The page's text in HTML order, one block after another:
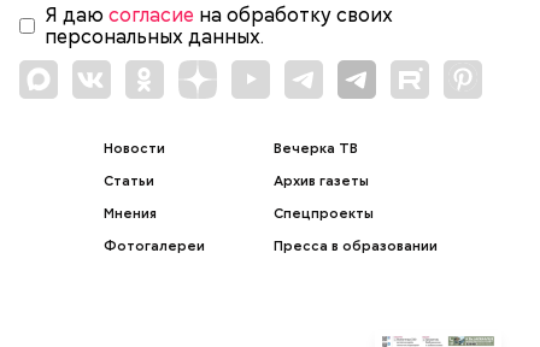
Я даю согласие на обработку своих
персональных данных.
Новости
Статьи
Мнения
Фотогалереи
Вечерка ТВ
Архив газеты
Спецпроекты
Пресса в образовании